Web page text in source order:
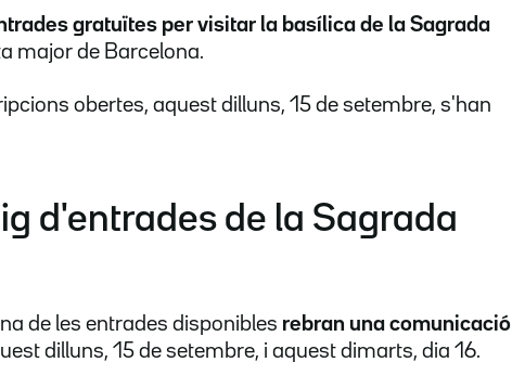
gratuïtes per visitar la basílica de la Sagrada
major de Barcelona.
obertes, aquest dilluns, 15 de setembre, s'han
d'entrades de la Sagrada
de les entrades disponibles rebran una comunicació
dilluns, 15 de setembre, i aquest dimarts, dia 16.